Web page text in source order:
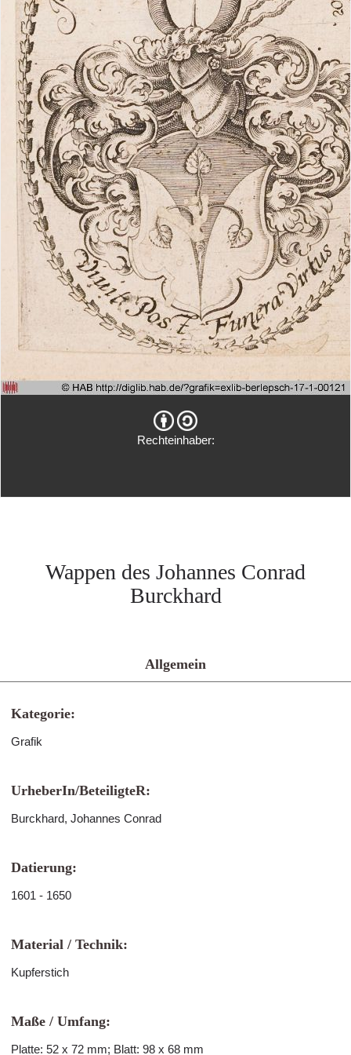
Rechteinhaber:
Wappen des Johannes Conrad
Burckhard
Allgemein
Kategorie:
Grafik
UrheberIn/BeteiligteR:
Burckhard, Johannes Conrad
Datierung:
1601 - 1650
Material / Technik:
Kupferstich
Maße / Umfang:
Platte: 52 x 72 mm; Blatt: 98 x 68 mm